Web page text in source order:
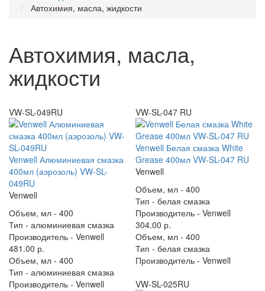
Автохимия, масла, жидкости
Автохимия, масла,
жидкости
VW-SL-049RU
Venwell Алюминиевая смазка
400мл (аэрозоль) VW-SL-
049RU
Venwell
Объем, мл - 400
Тип - алюминиевая смазка
Производитель - Venwell
481.00 р.
Объем, мл - 400
Тип - алюминиевая смазка
Производитель - Venwell
VW-SL-047 RU
Venwell Белая смазка White
Grease 400мл VW-SL-047 RU
Venwell
Объем, мл - 400
Тип - белая смазка
Производитель - Venwell
304.00 р.
Объем, мл - 400
Тип - белая смазка
Производитель - Venwell
VW-SL-025RU